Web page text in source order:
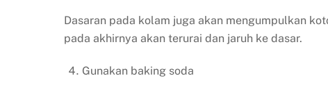
Dasaran pada kolam juga akan mengumpulkan
pada akhirnya akan terurai dan jaruh ke dasar.
Gunakan baking soda